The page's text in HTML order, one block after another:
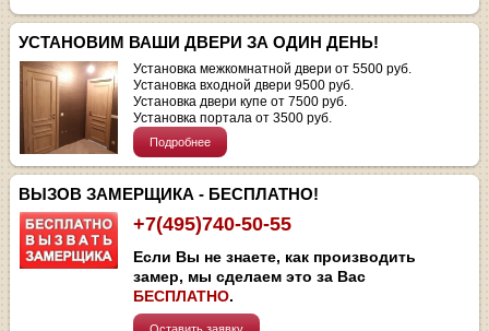
УСТАНОВИМ ВАШИ ДВЕРИ ЗА ОДИН ДЕНЬ!
Установка межкомнатной двери от 5500 руб.
Установка входной двери 9500 руб.
Установка двери купе от 7500 руб.
Установка портала от 3500 руб.
Подробнее
ВЫЗОВ ЗАМЕРЩИКА - БЕСПЛАТНО!
+7(495)740-50-55
Если Вы не знаете, как производить
замер, мы сделаем это за Вас
БЕСПЛАТНО.